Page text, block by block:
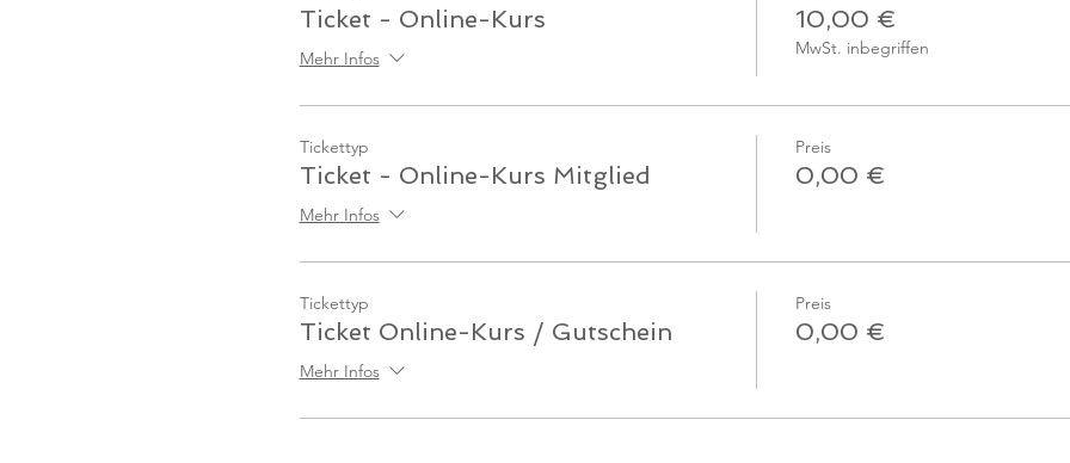
Ticket - Online-Kurs
Mehr Infos
10,00 €
MwSt. inbegriffen
Tickettyp
Ticket - Online-Kurs Mitglied
Mehr Infos
Preis
0,00 €
Tickettyp
Ticket Online-Kurs / Gutschein
Mehr Infos
Preis
0,00 €